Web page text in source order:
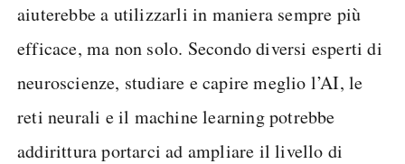
aiuterebbe a utilizzarli in maniera sempre più
efficace, ma non solo. Secondo diversi esperti di
neuroscienze, studiare e capire meglio l’AI, le
reti neurali e il machine learning potrebbe
addirittura portarci ad ampliare il livello di